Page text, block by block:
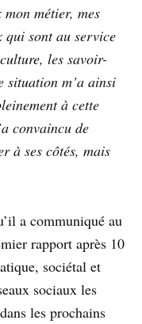
métier, mes
qui sont au service
les savoir-
m’a ainsi
à cette
convaincu de
à ses côtés, mais
a communiqué au
rapport après 10
sociétal et
sociaux les
les prochains